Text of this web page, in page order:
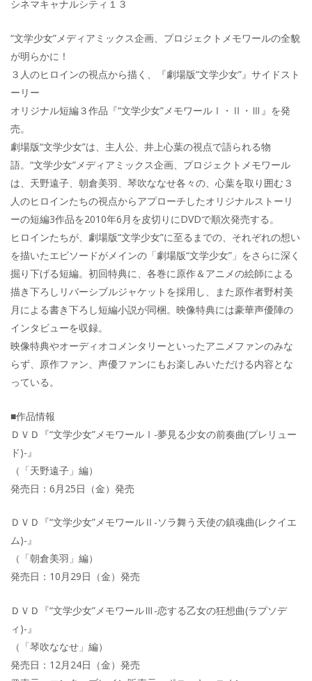
シネマキャナルシティ１３
“文学少女”メディアミックス企画、プロジェクトメモワールの全貌
が明らかに！
３人のヒロインの視点から描く、『劇場版“文学少女”』サイドスト
ーリー
オリジナル短編３作品『“文学少女”メモワールⅠ・Ⅱ・Ⅲ』を発
売。
劇場版“文学少女”は、主人公、井上心葉の視点で語られる物
語。“文学少女”メディアミックス企画、プロジェクトメモワール
は、天野遠子、朝倉美羽、琴吹ななせ各々の、心葉を取り囲む３
人のヒロインたちの視点からアプローチしたオリジナルストーリ
ーの短編3作品を2010年6月を皮切りにDVDで順次発売する。
ヒロインたちが、劇場版“文学少女”に至るまでの、それぞれの想い
を描いたエピソードがメインの「劇場版“文学少女”」をさらに深く
掘り下げる短編。初回特典に、各巻に原作＆アニメの絵師による
描き下ろしリバーシブルジャケットを採用し、また原作者野村美
月による書き下ろし短編小説が同梱。映像特典には豪華声優陣の
インタビューを収録。
映像特典やオーディオコメンタリーといったアニメファンのみな
らず、原作ファン、声優ファンにもお楽しみいただける内容とな
っている。
■作品情報
ＤＶＤ『“文学少女”メモワールⅠ-夢見る少女の前奏曲(プレリュー
ド)-』
（「天野遠子」編）
発売日：6月25日（金）発売
ＤＶＤ『“文学少女”メモワールⅡ-ソラ舞う天使の鎮魂曲(レクイエ
ム)-』
（「朝倉美羽」編）
発売日：10月29日（金）発売
ＤＶＤ『“文学少女”メモワールⅢ-恋する乙女の狂想曲(ラプソデ
ィ)-』
（「琴吹ななせ」編）
発売日：12月24日（金）発売